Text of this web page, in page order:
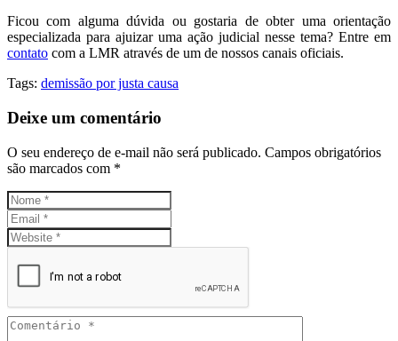
Ficou com alguma dúvida ou gostaria de obter uma orientação
especializada para ajuizar uma ação judicial nesse tema? Entre em
contato com a LMR através de um de nossos canais oficiais.
Tags: demissão por justa causa
Deixe um comentário
O seu endereço de e-mail não será publicado. Campos obrigatórios
são marcados com *